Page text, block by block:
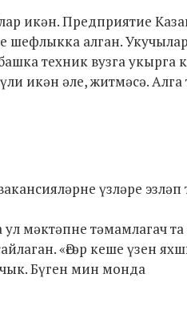
икән. Предприятие
шефлыкка алган.
техник вузга укырга
икән әле, житмәсә. Алга
үзләре эзләп
мәктәпне тәмамлагач та
«Әгәр кеше үзен
Бүген мин монда